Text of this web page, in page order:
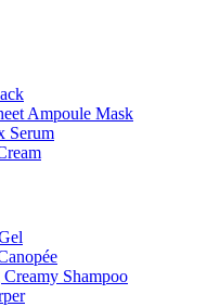
Ampoule Mask
Serum
Shampoo